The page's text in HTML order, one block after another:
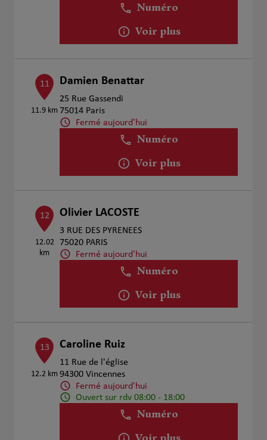
Numéro
Voir plus
11
11.9 km
Damien Benattar
25 Rue Gassendi
75014 Paris
Fermé aujourd'hui
Numéro
Voir plus
12
12.02
km
Olivier LACOSTE
3 RUE DES PYRENEES
75020 PARIS
Fermé aujourd'hui
Numéro
Voir plus
13
12.2 km
Caroline Ruiz
11 Rue de l'église
94300 Vincennes
Fermé aujourd'hui
Ouvert sur rdv 08:00 - 18:00
Numéro